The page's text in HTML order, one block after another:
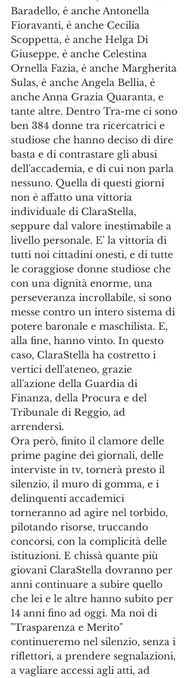
Baradello, è anche Antonella
Fioravanti, è anche Cecilia
Scoppetta, è anche Helga Di
Giuseppe, è anche Celestina
Ornella Fazia, è anche Margherita
Sulas, è anche Angela Bellia, è
anche Anna Grazia Quaranta, e
tante altre. Dentro Tra-me ci sono
ben 384 donne tra ricercatrici e
studiose che hanno deciso di dire
basta e di contrastare gli abusi
dell'accademia, e di cui non parla
nessuno. Quella di questi giorni
non è affatto una vittoria
individuale di ClaraStella,
seppure dal valore inestimabile a
livello personale. E' la vittoria di
tutti noi cittadini onesti, e di tutte
le coraggiose donne studiose che
con una dignità enorme, una
perseveranza incrollabile, si sono
messe contro un intero sistema di
potere baronale e maschilista. E,
alla fine, hanno vinto. In questo
caso, ClaraStella ha costretto i
vertici dell'ateneo, grazie
all'azione della Guardia di
Finanza, della Procura e del
Tribunale di Reggio, ad
arrendersi.
Ora però, finito il clamore delle
prime pagine dei giornali, delle
interviste in tv, tornerà presto il
silenzio, il muro di gomma, e i
delinquenti accademici
torneranno ad agire nel torbido,
pilotando risorse, truccando
concorsi, con la complicità delle
istituzioni. E chissà quante più
giovani ClaraStella dovranno per
anni continuare a subire quello
che lei e le altre hanno subito per
14 anni fino ad oggi. Ma noi di
"Trasparenza e Merito"
continueremo nel silenzio, senza i
riflettori, a prendere segnalazioni,
a vagliare accessi agli atti, ad